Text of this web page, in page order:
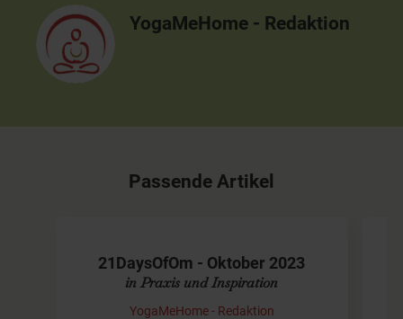
YogaMeHome - Redaktion
Passende Artikel
21DaysOfOm - Oktober 2023
in Praxis und Inspiration
YogaMeHome - Redaktion